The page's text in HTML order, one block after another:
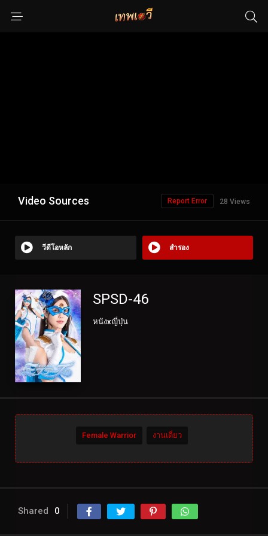
Video Sources 28 Views
Report Error
วีดีโอหลัก สำรอง
SPSD-46
หนังxญี่ปุ่น
Female Warrior งานเดี่ยว
Shared 0